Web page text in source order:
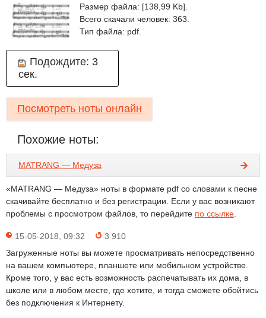
Размер файла: [138,99 Kb].
Всего скачали человек: 363.
Тип файла: pdf.
Подождите: 2
сек.
Посмотреть ноты онлайн
Похожие ноты:
MATRANG — Медуза
«MATRANG — Медуза» ноты в формате pdf со словами к песне
скачивайте бесплатно и без регистрации. Если у вас возникают
проблемы с просмотром файлов, то перейдите по ссылке
15-05-2018, 09:32
3 910
Загруженные ноты вы можете просматривать непосредственно
на вашем компьютере, планшете или мобильном устройстве.
Кроме того, у вас есть возможность распечатывать их дома, в
школе или в любом месте, где хотите, и тогда сможете обойтись
без подключения к Интернету.